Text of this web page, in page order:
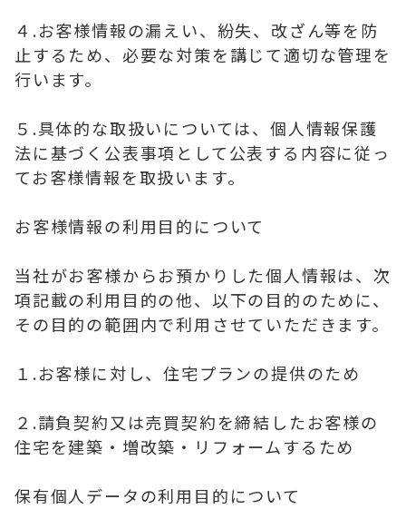
４.お客様情報の漏えい、紛失、改ざん等を防
止するため、必要な対策を講じて適切な管理を
行います。
５.具体的な取扱いについては、個人情報保護
法に基づく公表事項として公表する内容に従っ
てお客様情報を取扱います。
お客様情報の利用目的について
当社がお客様からお預かりした個人情報は、次
項記載の利用目的の他、以下の目的のために、
その目的の範囲内で利用させていただきます。
１.お客様に対し、住宅プランの提供のため
２.請負契約又は売買契約を締結したお客様の
住宅を建築・増改築・リフォームするため
保有個人データの利用目的について